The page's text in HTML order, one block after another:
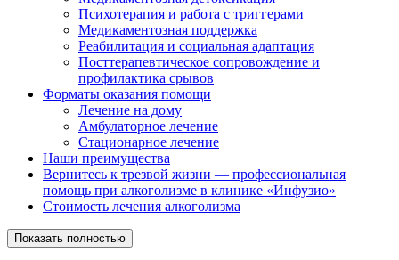
Психотерапия и работа с триггерами
Медикаментозная поддержка
Реабилитация и социальная адаптация
Посттерапевтическое сопровождение и
профилактика срывов
Форматы оказания помощи
Лечение на дому
Амбулаторное лечение
Стационарное лечение
Наши преимущества
Вернитесь к трезвой жизни — профессиональная
помощь при алкоголизме в клинике «Инфузио»
Стоимость лечения алкоголизма
Показать полностью